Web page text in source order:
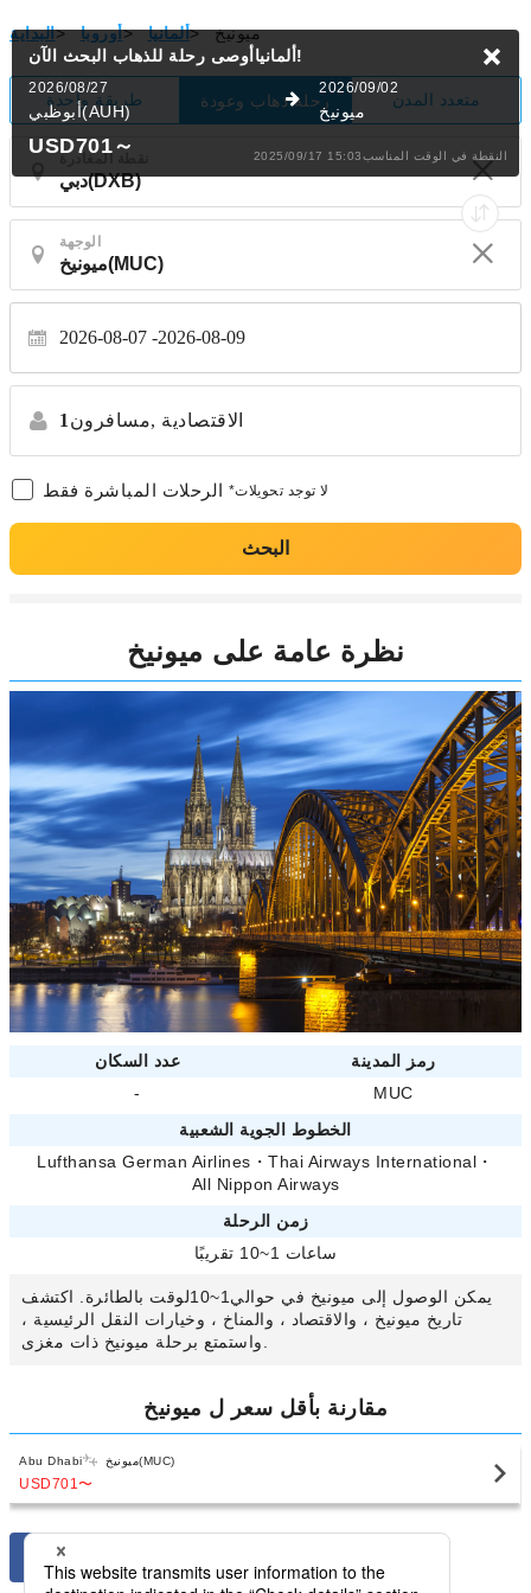
البداية> أوروبا> ألمانيا> ميونيخ
طريقة واحدة رحلة ذهاب وعودة متعدد المدن
الوجهة
2026-08-07 2026-08-09
1 مسافرون, الاقتصادية
الرحلات المباشرة فقط *لا توجد تحويلات
البحث
ألمانياأوصى رحلة للذهاب البحث الآن!
2026/08/27
أبوظبي(AUH)
2026/09/02
ميونيخ
USD701～ 2025/09/17 15:03النقطة في الوقت المناسب
نظرة عامة على ميونيخ
عدد السكان
رمز المدينة
-
MUC
الخطوط الجوية الشعبية
Lufthansa German Airlines ・Thai Airways International ・
All Nippon Airways
زمن الرحلة
ساعات 1~10 تقريبًا
يمكن الوصول إلى ميونيخ في حوالي1~10لوقت بالطائرة. اكتشف
تاريخ ميونيخ ، والاقتصاد ، والمناخ ، وخيارات النقل الرئيسية ،
مقارنة بأقل سعر ل ميونيخ
Abu Dhabi ميونيخ(MUC)
USD701〜